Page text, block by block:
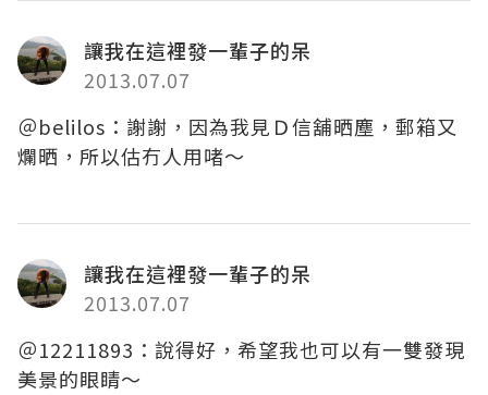
讓我在這裡發一輩子的呆
2013.07.07
＠belilos：謝謝，因為我見Ｄ信舖晒塵，郵箱又
爛晒，所以估冇人用啫～
讓我在這裡發一輩子的呆
2013.07.07
＠12211893：說得好，希望我也可以有一雙發現
美景的眼睛～